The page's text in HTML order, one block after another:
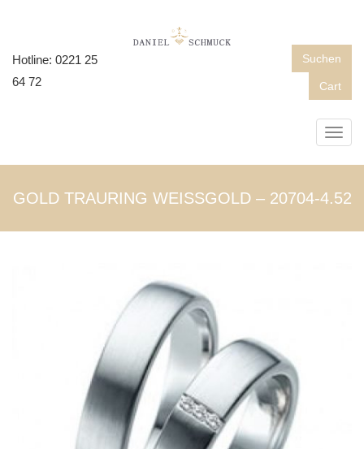
Hotline: 0221 25
64 72
Suchen
Cart
GOLD TRAURING WEISSGOLD – 20704-4.52